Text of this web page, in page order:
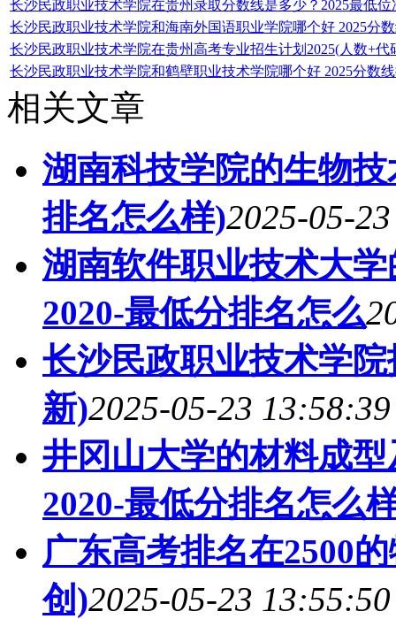
长沙民政职业技术学院在贵州录取分数线是多少？2025最低位
长沙民政职业技术学院和海南外国语职业学院哪个好 2025分
长沙民政职业技术学院在贵州高考专业招生计划2025(人数+代
长沙民政职业技术学院和鹤壁职业技术学院哪个好 2025分数
相关文章
湖南科技学院的生物
排名怎么样)2025-05-
湖南软件职业技术大
2020-最低分排名怎么
长沙民政职业技术学
新)2025-05-23 13:58:39
井冈山大学的材料成
2020-最低分排名怎么
广东高考排名在2500
创)2025-05-23 13:55:50